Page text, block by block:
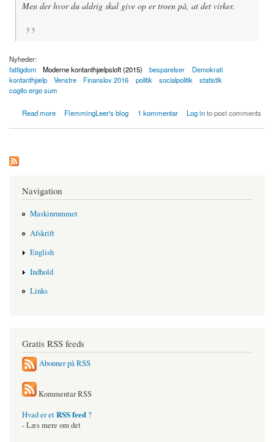
Men der hvor du aldrig skal give op er troen på, at det virker.
Nyheder:
fattigdom
Moderne kontanthjælpsloft (2015) besparelser
Demokrati
kontanthjælp
Venstre Finanslov 2016 politik socialpolitik
statistik
cogito ergo sum
Read more
about Skriv under for et Nej til et moderne kontanthjælpsloft
FlemmingLeer's blog 1 kommentar Log into post comments
Navigation
Maskinrummet
Afskrift
English
Indhold
Links
Gratis RSS feeds
Abonner på RSS
Kommentar RSS
Hvad er etRSS feed ?
- Læs mere om det